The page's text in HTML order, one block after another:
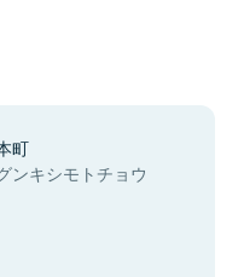
町
ンキシモトチョウ